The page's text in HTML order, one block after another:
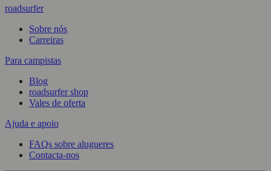
roadsurfer
Sobre nós
Carreiras
Para campistas
Blog
roadsurfer shop
Vales de oferta
Ajuda e apoio
FAQs sobre alugueres
Contacta-nos